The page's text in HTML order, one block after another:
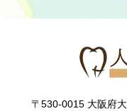
〒530-0015 大阪府